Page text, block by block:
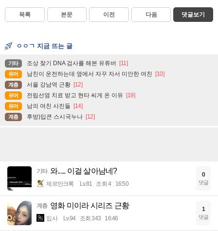
목록 본문 이전 다음 댓글보기
ㅇㅇㄱ 지금 뜨는 글
기타 조상 찾기 DNA 검사를 해본 유튜버 [11]
유머 남친이 운전하는데 옆에서 자꾸 자서 미안한 여친 [10]
계층 서울 강남역 근황 [12]
유머 전립선염 치료 받고 현타 씨게 온 이유 [19]
유머 남의 여친 사진들 [14]
계층 후방)입큰 스시국누나 [12]
기타 와..... 이걸 살아남네?
제르만크록 Lv.81 조회 4 16:50
0
댓글
계층 영화 미이라 시리즈 근황
입사 Lv.94 조회 343 16:46
1
댓글